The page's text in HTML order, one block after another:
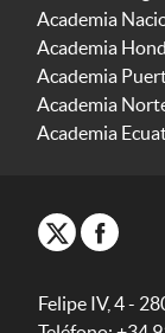
Academia
Academia
Academia
Academia
Academia
Felipe IV, 4 -